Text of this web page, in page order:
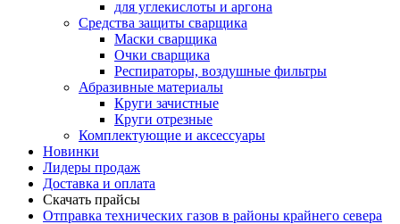
для углекислоты и аргона
Средства защиты сварщика
Маски сварщика
Очки сварщика
Респираторы, воздушные фильтры
Абразивные материалы
Круги зачистные
Круги отрезные
Комплектующие и аксессуары
Новинки
Лидеры продаж
Доставка и оплата
Скачать прайсы
Отправка технических газов в районы крайнего севера